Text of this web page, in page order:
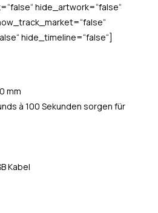
hide_artwork=“false“
hide_timeline=“false“]
mm
à 100 Sekunden sorgen für
Kabel